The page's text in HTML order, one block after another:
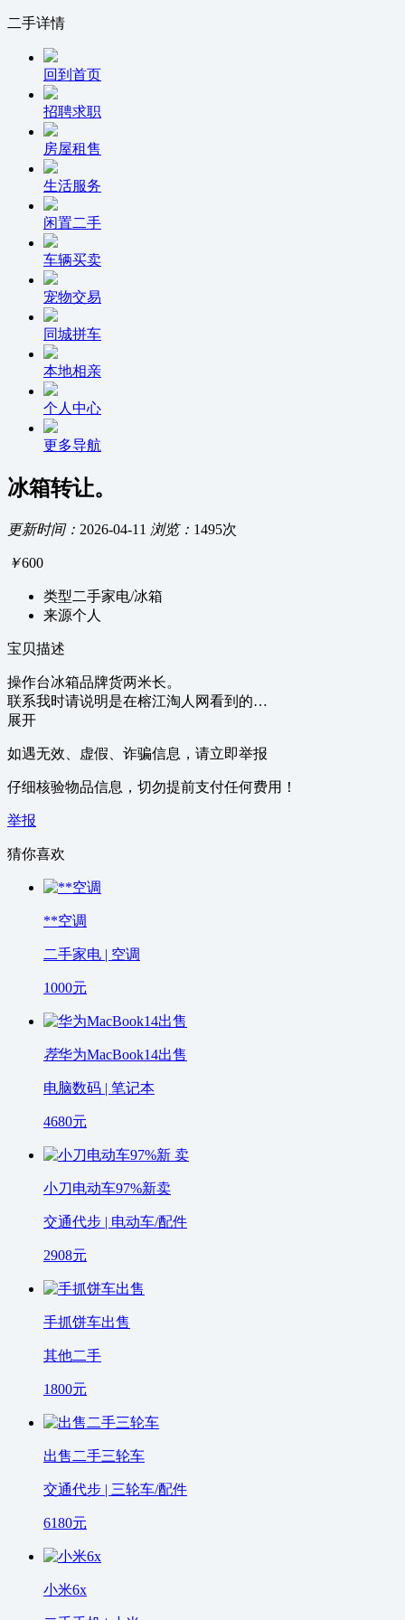
二手详情
回到首页
招聘求职
房屋租售
生活服务
闲置二手
车辆买卖
宠物交易
同城拼车
本地相亲
个人中心
更多导航
冰箱转让。
更新时间： 2026-04-11 浏览： 1495次
￥600
类型二手家电/冰箱
来源个人
宝贝描述
操作台冰箱品牌货两米长。
联系我时请说明是在榕江淘人网看到的…
展开
如遇无效、虚假、诈骗信息，请立即举报
仔细核验物品信息，切勿提前支付任何费用！
举报
猜你喜欢
**空调
二手家电 | 空调
1000元
荐华为MacBook14出售
电脑数码 | 笔记本
4680元
小刀电动车97%新卖
交通代步 | 电动车/配件
2908元
手抓饼车出售
其他二手
1800元
出售二手三轮车
交通代步 | 三轮车/配件
6180元
小米6x